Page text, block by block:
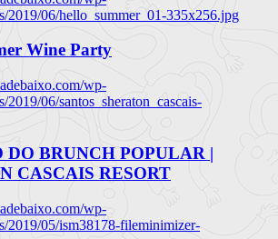
2019/06/hello_summer_01-335x256.jpg
Wine Party
wp-
2019/06/santos_sheraton_cascais-
DO BRUNCH POPULAR |
CASCAIS RESORT
wp-
2019/05/ism38178-fileminimizer-